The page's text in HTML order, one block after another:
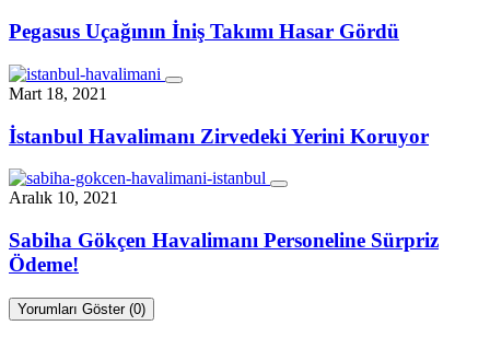
Pegasus Uçağının İniş Takımı Hasar Gördü
Mart 18, 2021
İstanbul Havalimanı Zirvedeki Yerini Koruyor
Aralık 10, 2021
Sabiha Gökçen Havalimanı Personeline Sürpriz
Ödeme!
Yorumları Göster (0)